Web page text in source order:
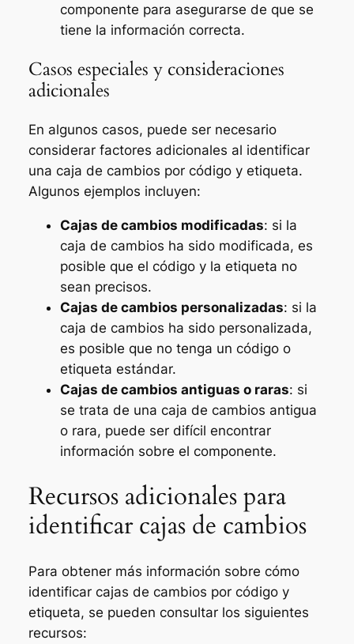
componente para asegurarse de que se
tiene la información correcta.
Casos especiales y consideraciones
adicionales
En algunos casos, puede ser necesario
considerar factores adicionales al identificar
una caja de cambios por código y etiqueta.
Algunos ejemplos incluyen:
Cajas de cambios modificadas: si la
caja de cambios ha sido modificada, es
posible que el código y la etiqueta no
sean precisos.
Cajas de cambios personalizadas: si la
caja de cambios ha sido personalizada,
es posible que no tenga un código o
etiqueta estándar.
Cajas de cambios antiguas o raras: si
se trata de una caja de cambios antigua
o rara, puede ser difícil encontrar
información sobre el componente.
Recursos adicionales para
identificar cajas de cambios
Para obtener más información sobre cómo
identificar cajas de cambios por código y
etiqueta, se pueden consultar los siguientes
recursos: